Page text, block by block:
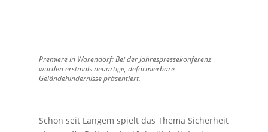
Premiere in Warendorf: Bei der Jahrespressekonferenz
wurden erstmals neu­artige, de­formierbare
Geländehindernissepräsentiert.
Schon seit Langem spielt das Thema Sicherheit